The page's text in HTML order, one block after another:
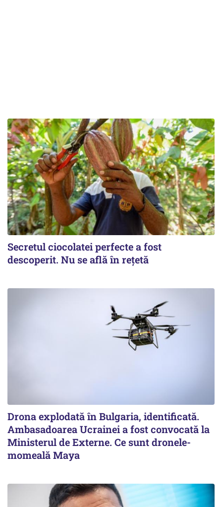
Secretul ciocolatei perfecte a fost
descoperit. Nu se află în rețetă
Drona explodată în Bulgaria, identificată.
Ambasadoarea Ucrainei a fost convocată la
Ministerul de Externe. Ce sunt dronele-
momeală Maya